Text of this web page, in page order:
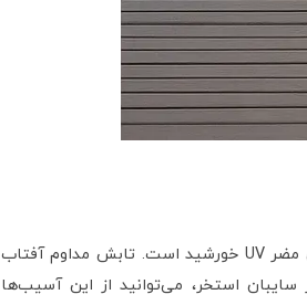
یکی از دلایل اصلی استفاده از سایبان استخر، محافظت از پوست در برابر اشعه‌های مضر UV خورشید است. تابش مداوم آفتاب
استخر، می‌توانید از این آسیب‌ها